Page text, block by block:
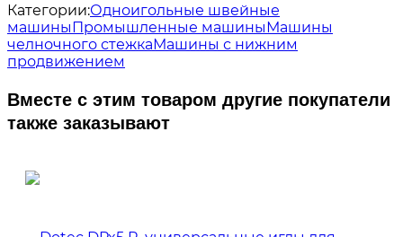
Категории:Одноигольные швейные
машиныПромышленные машиныМашины
челночного стежкаМашины с нижним
продвижением
Вместе с этим товаром другие покупатели
также заказывают